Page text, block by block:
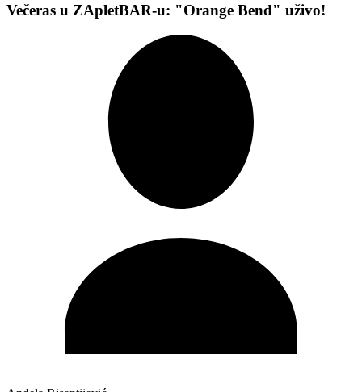
Večeras u ZApletBAR-u: "Orange Bend" uživo!